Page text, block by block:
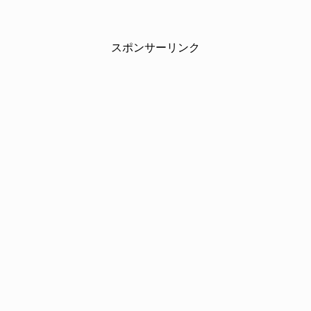
スポンサーリンク